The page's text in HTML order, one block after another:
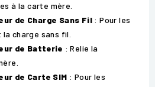
à la carte mère.
de Charge Sans Fil : Pour les
charge sans fil.
de Batterie : Relie la
de Carte SIM : Pour les